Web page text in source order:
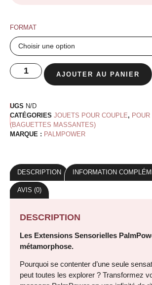
FORMAT
AJOUTER AU PANIER
UGS N/D
CATÉGORIES JOUETS POUR COUPLE, POUR
(BAGUETTES MASSANTES)
MARQUE : PALMPOWER
DESCRIPTION INFORMATION
AVIS (0)
DESCRIPTION
Les Extensions Sensorielles
métamorphose.
Pourquoi se contenter d’une seule
peut toutes les explorer ? Transformez